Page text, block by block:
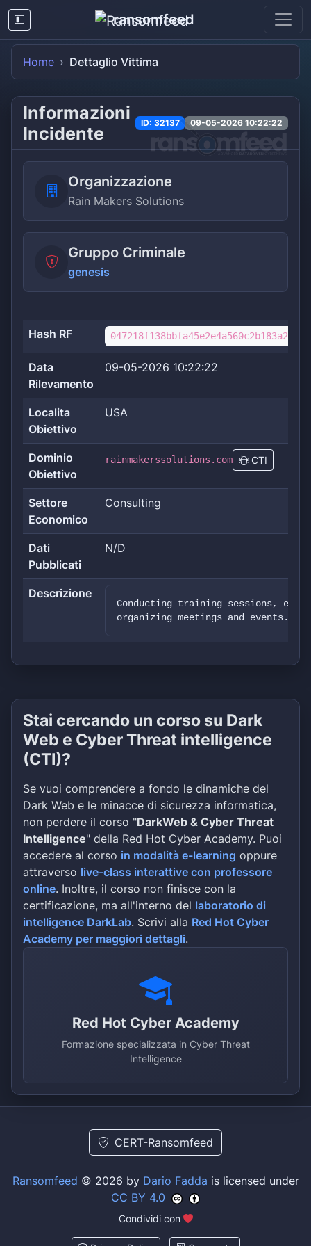
ransomfeed
Home Dettaglio Vittima
Informazioni
Incidente
ID: 32137 09-05-2026 10:22:22
Organizzazione
Rain Makers Solutions
Gruppo Criminale
genesis
Hash RF
Data
Rilevamento
09-05-2026 10:22:22
Localita
Obiettivo
USA
Dominio
Obiettivo
rainmakerssolutions.com CTI
Settore
Economico
Consulting
Dati
Pubblicati
N/D
Descrizione
Conducting training sessions,
organizing meetings and events.
Stai cercando un corso su Dark
Web e Cyber Threat intelligence
(CTI)?
Se vuoi comprendere a fondo le dinamiche del
Dark Web e le minacce di sicurezza informatica,
non perdere il corso "DarkWeb & Cyber Threat
Intelligence" della Red Hot Cyber Academy. Puoi
accedere al corso in modalità e-learning oppure
attraverso live-class interattive con professore
online. Inoltre, il corso non finisce con la
certificazione, ma all'interno del laboratorio di
intelligence DarkLab. Scrivi alla Red Hot Cyber
Academy per maggiori dettagli.
Red Hot Cyber Academy
Formazione specializzata in Cyber Threat
Intelligence
CERT-Ransomfeed
Ransomfeed © 2026 by Dario Fadda is licensed under
CC BY 4.0
Condividi con